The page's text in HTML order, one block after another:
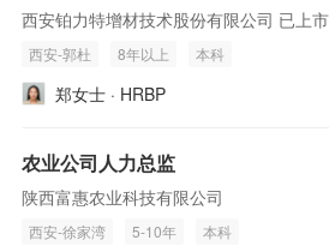
西安铂力特增材技术股份有限公司 已上市
西安-郭杜 8年以上 本科
郑女士 · HRBP
农业公司人力总监
陕西富惠农业科技有限公司
西安-徐家湾 5-10年 本科